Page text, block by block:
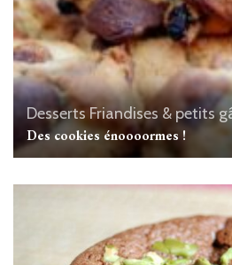
Desserts Friandises & petits
Des cookies énoooormes !